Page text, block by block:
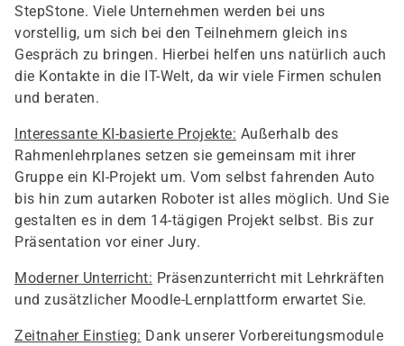
StepStone. Viele Unternehmen werden bei uns
vorstellig, um sich bei den Teilnehmern gleich ins
Gespräch zu bringen. Hierbei helfen uns natürlich auch
die Kontakte in die IT-Welt, da wir viele Firmen schulen
und beraten.
Interessante KI-basierte Projekte: Außerhalb des
Rahmenlehrplanes setzen sie gemeinsam mit ihrer
Gruppe ein KI-Projekt um. Vom selbst fahrenden Auto
bis hin zum autarken Roboter ist alles möglich. Und Sie
gestalten es in dem 14-tägigen Projekt selbst. Bis zur
Präsentation vor einer Jury.
Moderner Unterricht: Präsenzunterricht mit Lehrkräften
und zusätzlicher Moodle-Lernplattform erwartet Sie.
Zeitnaher Einstieg: Dank unserer Vorbereitungsmodule